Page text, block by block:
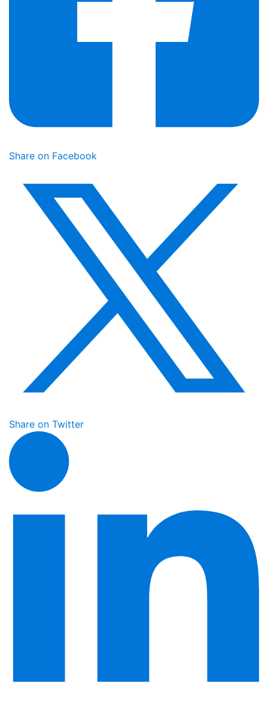
Share on Facebook
Share on Twitter